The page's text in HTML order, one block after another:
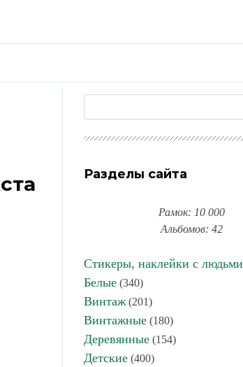
Разделы сайта
Рамок: 10 000
Альбомов: 42
Стикеры, наклейки с людьми
Белые (340)
Винтаж (201)
Винтажные (180)
Деревянные (154)
Детские (400)